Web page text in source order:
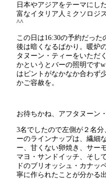
日本やアジアをテーマにし
富なイタリア人ミクソロジ
^^
この日は16:30の予約だっ
後は暗くなるばかり。暖炉
タヌーン・ティーをいただ
かというとバーの照明です
はピントがなかなか合わず
かご容赦を。
お待ちかね、アフタヌー
3名でしたので左側が２名
ーのラインナップは、繊細
ー、甘くない卵焼き、サー
マヨ・サンドイッチ、そし
ドのブリオッシュ・カナッ
寧に作られたことが分かる